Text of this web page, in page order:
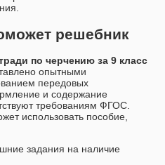
решебник
по черчению за 9 класс
опытными
передовых
и содержание
требованиям ФГОС.
использовать пособие,
задания на наличие